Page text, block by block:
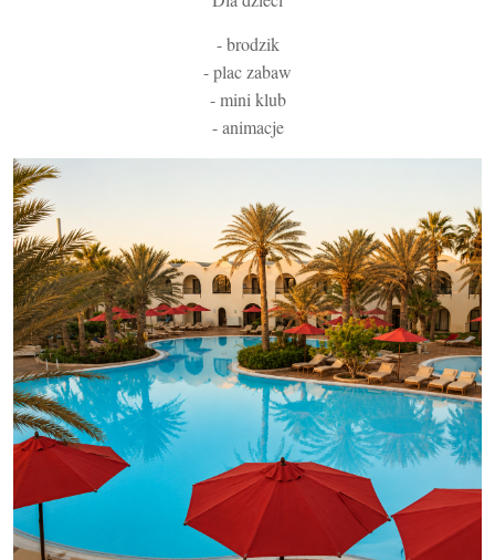
- brodzik
- plac zabaw
- mini klub
- animacje